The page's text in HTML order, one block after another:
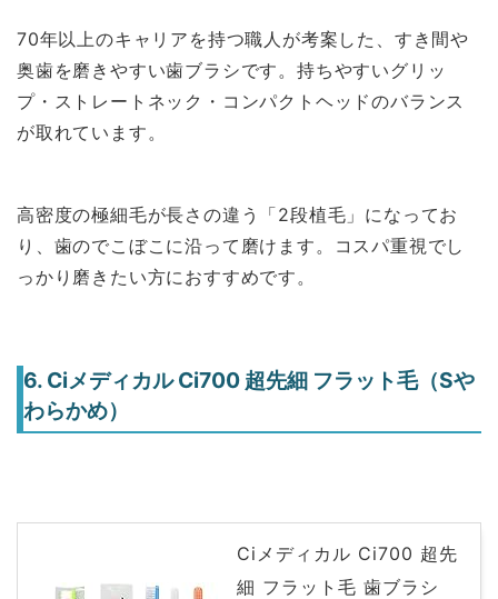
70年以上のキャリアを持つ職人が考案した、すき間や
奥歯を磨きやすい歯ブラシです。持ちやすいグリッ
プ・ストレートネック・コンパクトヘッドのバランス
が取れています。
高密度の極細毛が長さの違う「2段植毛」になってお
り、歯のでこぼこに沿って磨けます。コスパ重視でし
っかり磨きたい方におすすめです。
6. Ciメディカル Ci700 超先細 フラット毛（Sや
わらかめ）
Ciメディカル Ci700 超先
細 フラット毛 歯ブラシ